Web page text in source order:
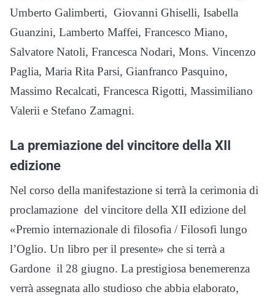
Umberto Galimberti, Giovanni Ghiselli, Isabella
Guanzini, Lamberto Maffei, Francesco Miano,
Salvatore Natoli, Francesca Nodari, Mons. Vincenzo
Paglia, Maria Rita Parsi, Gianfranco Pasquino,
Massimo Recalcati, Francesca Rigotti, Massimiliano
Valerii e Stefano Zamagni.
La premiazione del vincitore della XII
edizione
Nel corso della manifestazione si terrà la cerimonia di
proclamazione del vincitore della XII edizione del
«Premio internazionale di filosofia / Filosofi lungo
l’Oglio. Un libro per il presente» che si terrà a
Gardone il 28 giugno. La prestigiosa benemerenza
verrà assegnata allo studioso che abbia elaborato,